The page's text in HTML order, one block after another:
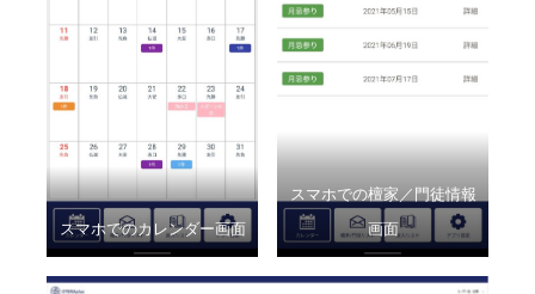
スマホでのカレンダー画面
スマホでの檀家／門徒情報
画面